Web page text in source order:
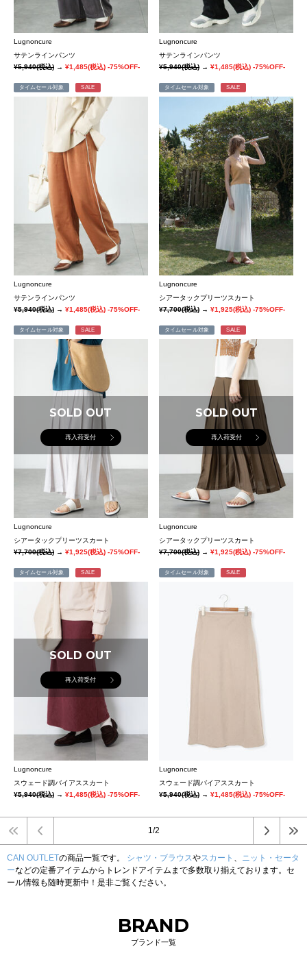
Lugnoncure
サテンラインパンツ
¥5,940(税込) → ¥1,485(税込) -75%OFF-
Lugnoncure
サテンラインパンツ
¥5,940(税込)→¥1,485(税込) -75%OFF-
タイムセール対象 SALE
Lugnoncure
サテンラインパンツ
¥5,940(税込) → ¥1,485(税込) -75%OFF-
タイムセール対象 SALE
Lugnoncure
シアータックプリーツスカート
¥7,700(税込)→¥1,925(税込) -75%OFF-
タイムセール対象 SALE
SOLD OUT
再入荷受付
Lugnoncure
シアータックプリーツスカート
¥7,700(税込) → ¥1,925(税込) -75%OFF-
タイムセール対象 SALE
SOLD OUT
再入荷受付
Lugnoncure
シアータックプリーツスカート
¥7,700(税込)→¥1,925(税込) -75%OFF-
タイムセール対象 SALE
SOLD OUT
再入荷受付
Lugnoncure
スウェード調バイアススカート
¥5,940(税込) → ¥1,485(税込) -75%OFF-
タイムセール対象 SALE
Lugnoncure
スウェード調バイアススカート
¥5,940(税込)→¥1,485(税込) -75%OFF-
1/2
CAN OUTLETの商品一覧です。 シャツ・ブラウスやスカート 、 ニット・セータ
ーなどの定番アイテムからトレンドアイテムまで多数取り揃えております。セ
ール情報も随時更新中！是非ご覧ください。
BRAND
ブランド一覧